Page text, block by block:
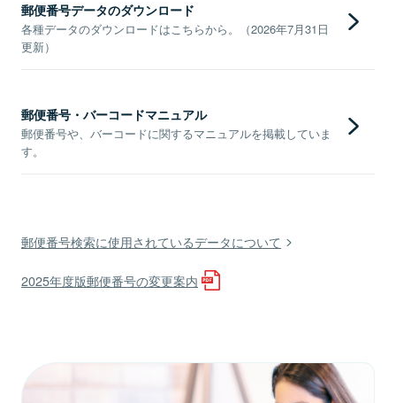
郵便番号データのダウンロード
各種データのダウンロードはこちらから。（2026年7月31日
更新）
郵便番号・バーコードマニュアル
郵便番号や、バーコードに関するマニュアルを掲載していま
す。
郵便番号検索に使用されているデータについて
2025年度版郵便番号の変更案内